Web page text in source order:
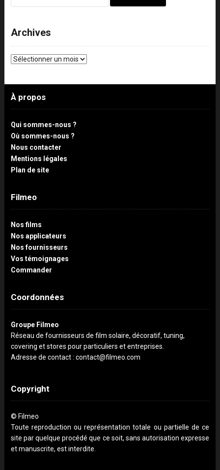
Archives
Archives
À propos
Qui sommes-nous ?
Où sommes-nous ?
Nous contacter
Mentions légales
Plan de site
Filmeo
Nos films
Nos applicateurs
Nos fournisseurs
Vos témoignages
Commander
Coordonnées
Groupe Filmeo
Réseau de fournisseurs de film solaire, décoratif, tuning,
covering et stores pour particuliers et entreprises.
Adresse de contact : contact@filmeo.com
Copyright
© Filmeo
Toute reproduction ou représentation totale ou partielle de ce
site par quelque procédé que ce soit, sans autorisation expresse
et manuscrite, est interdite.